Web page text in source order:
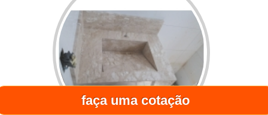
faça uma cotação